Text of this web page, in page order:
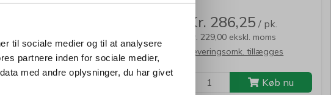
til sociale medier og til at analysere
partnere inden for sociale medier,
med andre oplysninger, du har givet
Standard salgspris Kr. 136,25
Leveringsomk. tillægges
Kr. 286,25 / pk.
Kr. 229,00 ekskl. moms
Leveringsomk. tillægges
Køb nu